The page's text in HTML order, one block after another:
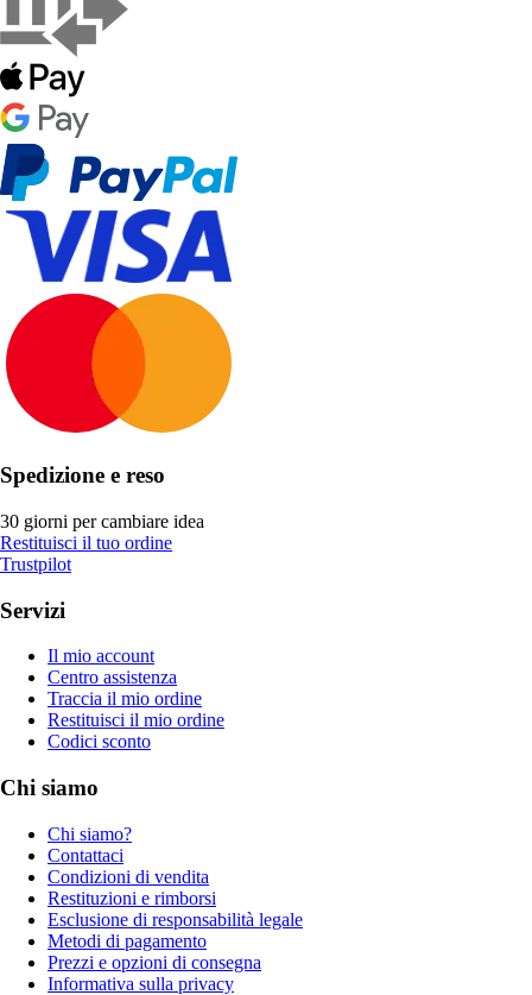
Spedizione e reso
30 giorni per cambiare idea
Restituisci il tuo ordine
Trustpilot
Servizi
Il mio account
Centro assistenza
Traccia il mio ordine
Restituisci il mio ordine
Codici sconto
Chi siamo
Chi siamo?
Contattaci
Condizioni di vendita
Restituzioni e rimborsi
Esclusione di responsabilità legale
Metodi di pagamento
Prezzi e opzioni di consegna
Informativa sulla privacy